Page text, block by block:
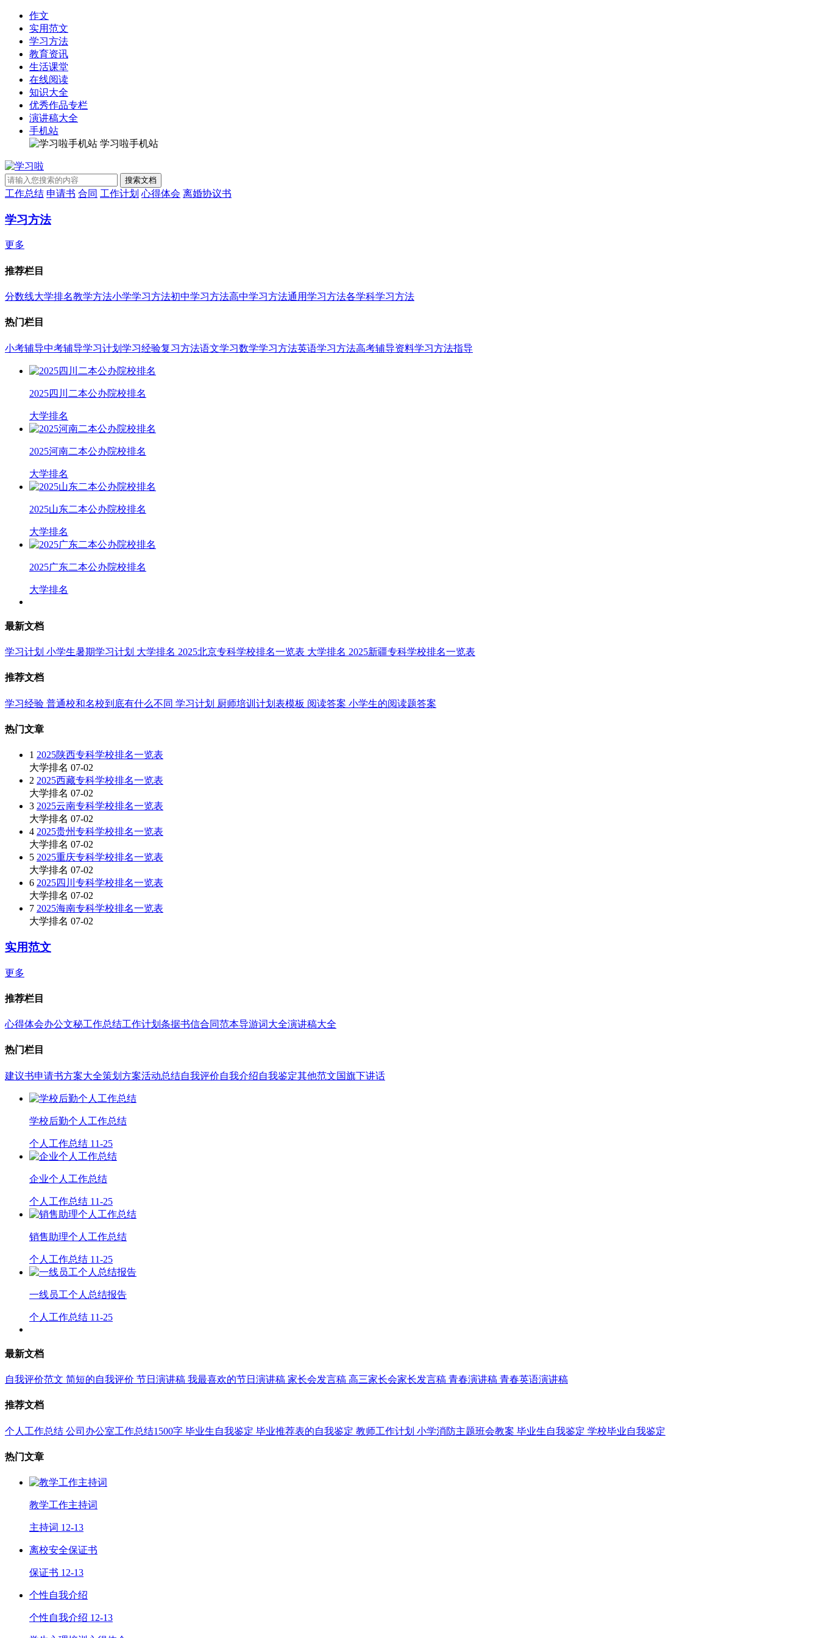
作文
实用范文
学习方法
教育资讯
生活课堂
在线阅读
知识大全
优秀作品专栏
演讲稿大全
手机站
学习啦手机站
工作总结 申请书 合同 工作计划 心得体会 离婚协议书
学习方法
更多
推荐栏目
分数线大学排名教学方法小学学习方法初中学习方法高中学习方法通用学习方法各学科学习方法
热门栏目
小考辅导中考辅导学习计划 学习经验复习方法语文学习数学学习方法英语学习方法高考辅导资料学习方法指导
2025四川二本公办院校排名
大学排名
2025河南二本公办院校排名
大学排名
2025山东二本公办院校排名
大学排名
2025广东二本公办院校排名
大学排名
最新文档
学习计划 小学生暑期学习计划 大学排名 2025北京专科学校排名一览表 大学排名 2025新疆专科学校排名一览表
推荐文档
学习经验 普通校和名校到底有什么不同 学习计划 厨师培训计划表模板 阅读答案 小学生的阅读题答案
热门文章
1 2025陕西专科学校排名一览表
大学排名 07-02
2 2025西藏专科学校排名一览表
大学排名 07-02
3 2025云南专科学校排名一览表
大学排名 07-02
4 2025贵州专科学校排名一览表
大学排名 07-02
5 2025重庆专科学校排名一览表
大学排名 07-02
6 2025四川专科学校排名一览表
大学排名 07-02
7 2025海南专科学校排名一览表
大学排名 07-02
实用范文
更多
推荐栏目
心得体会办公文秘工作总结工作计划 条据书信合同范本导游词大全演讲稿大全
热门栏目
建议书申请书方案大全策划方案活动总结自我评价自我介绍自我鉴定其他范文国旗下讲话
学校后勤个人工作总结
个人工作总结 11-25
企业个人工作总结
个人工作总结 11-25
销售助理个人工作总结
个人工作总结 11-25
一线员工个人总结报告
个人工作总结 11-25
最新文档
自我评价范文 简短的自我评价 节日演讲稿 我最喜欢的节日演讲稿 家长会发言稿 高三家长会家长发言稿 青春演讲稿 青春英语演讲稿
推荐文档
个人工作总结 公司办公室工作总结1500字 毕业生自我鉴定 毕业推荐表的自我鉴定 教师工作计划 小学消防主题班会教案 毕业生自我鉴定 学校毕业自我鉴定
热门文章
教学工作主持词
主持词 12-13
离校安全保证书
保证书 12-13
个性自我介绍
个性自我介绍 12-13